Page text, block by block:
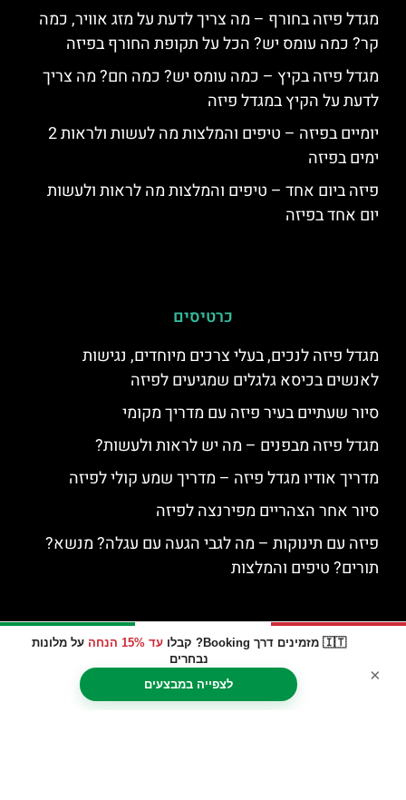
🇮🇹 מזמינים דרך Booking? קבלו עד 15% הנחה
על מלונות
נבחרים
לצפייה במבצעים
×
מגדל פיזה בחורף – מה צריך לדעת על מזג אוויר, כמה
קר? כמה עומס יש? הכל על תקופת החורף בפיזה
מגדל פיזה בקיץ – כמה עומס יש? כמה חם? מה צריך
לדעת על הקיץ במגדל פיזה
יומיים בפיזה – טיפים והמלצות מה לעשות ולראות 2
ימים בפיזה
פיזה ביום אחד – טיפים והמלצות מה לראות ולעשות
יום אחד בפיזה
כרטיסים
מגדל פיזה לנכים, בעלי צרכים מיוחדים, נגישות
לאנשים בכיסא גלגלים שמגיעים לפיזה
סיור שעתיים בעיר פיזה עם מדריך מקומי
מגדל פיזה מבפנים – מה יש לראות ולעשות?
מדריך אודיו מגדל פיזה – מדריך שמע קולי לפיזה
סיור אחר הצהריים מפירנצה לפיזה
פיזה עם תינוקות – מה לגבי הגעה עם עגלה? מנשא?
תורים? טיפים והמלצות